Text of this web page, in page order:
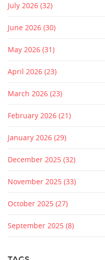
July 2026 (32)
June 2026 (30)
May 2026 (31)
April 2026 (23)
March 2026 (23)
February 2026 (21)
January 2026 (29)
December 2025 (32)
November 2025 (33)
October 2025 (27)
September 2025 (8)